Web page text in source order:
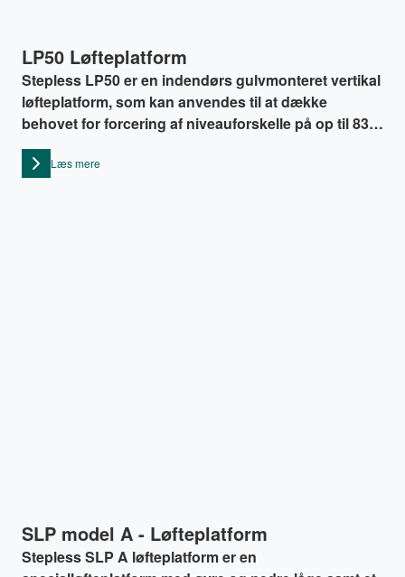
LP50 Løfteplatform
Stepless LP50 er en indendørs gulvmonteret vertikal
løfteplatform, som kan anvendes til at dække
behovet for forcering af niveauforskelle på op til 830
mm.
Læs mere
SLP model A - Løfteplatform
Stepless SLP A løfteplatform er en